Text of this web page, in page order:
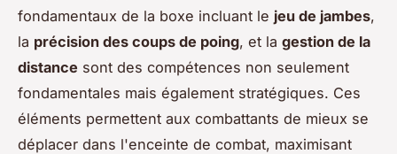
fondamentaux de la boxe incluant le jeu de jambes,
la précision des coups de poing, et la gestion de la
distance sont des compétences non seulement
fondamentales mais également stratégiques. Ces
éléments permettent aux combattants de mieux se
déplacer dans l'enceinte de combat, maximisant